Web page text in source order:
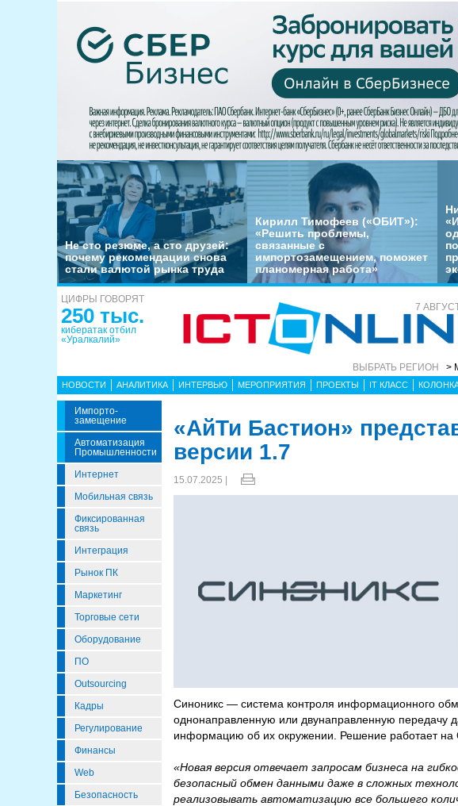
Не сто резюме, а сто друзей:
почему рекомендации снова
стали валютой рынка труда
Кирилл Тимофеев («ОБИТ»):
«Решить проблемы,
связанные с
импортозамещением, поможет
планомерная работа»
ЦИФРЫ ГОВОРЯТ
250 тыс.
кибератак отбил
«Уралкалий»
7
ВЫБРАТЬ РЕГИОН >
НОВОСТИ АНАЛИТИКА ИНТЕРВЬЮ МЕРОПРИЯТИЯ ПРОЕКТЫ IT КЛАСС
Импорто­
Замещение
Автоматизация
Промышленности
Интернет
Мобильная связь
Фиксированная
связь
Интеграция
Рынок ПК
Маркетинг
Торговые сети
Оборудование
ПО
Outsourcing
Кадры
Регулирование
Финансы
Web
Безопасность
«АйТи Бастион»
версии 1.7
15.07.2025 |
Синоникс — система контроля информационного
однонаправленную или двунаправленную передачу
информацию об их окружении. Решение работает на
«Новая версия отвечает запросам бизнеса на
безопасный обмен данными даже в сложных
реализовывать автоматизацию все большего